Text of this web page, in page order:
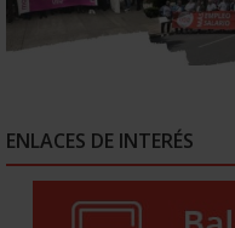
ENLACES DE INTERÉS